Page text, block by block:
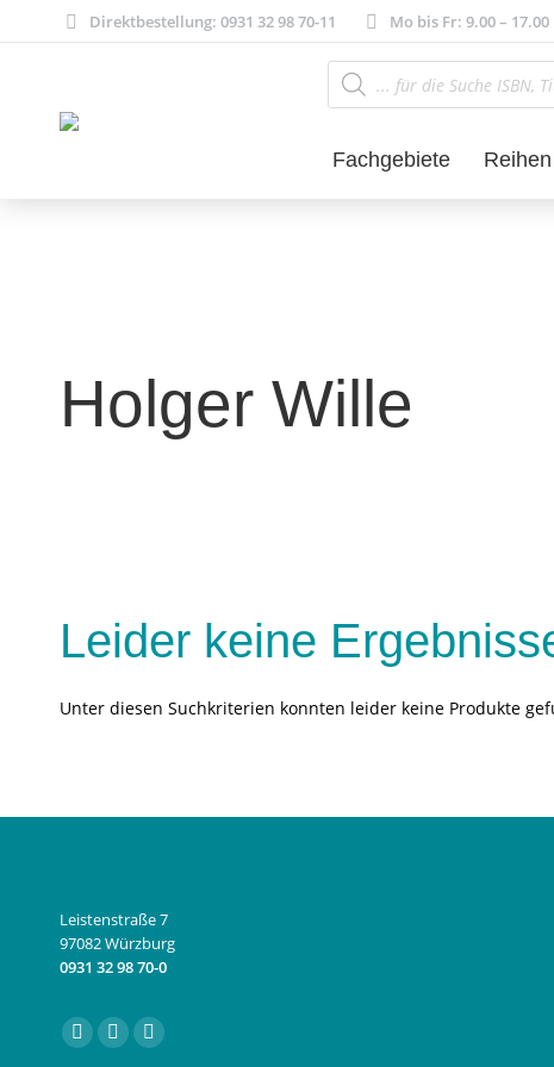
Direktbestellung: 0931 32 98 70-11 Mo bis Fr: 9.00 –
Products
search
Fachgebiete Reihen
Holger Wille
Leider keine
Unter diesen Suchkriterien konnten leider keine Produkte
Leistenstraße 7
97082 Würzburg
0931 32 98 70-0
Finden Sie uns auf:
FacebookInstagram
E-